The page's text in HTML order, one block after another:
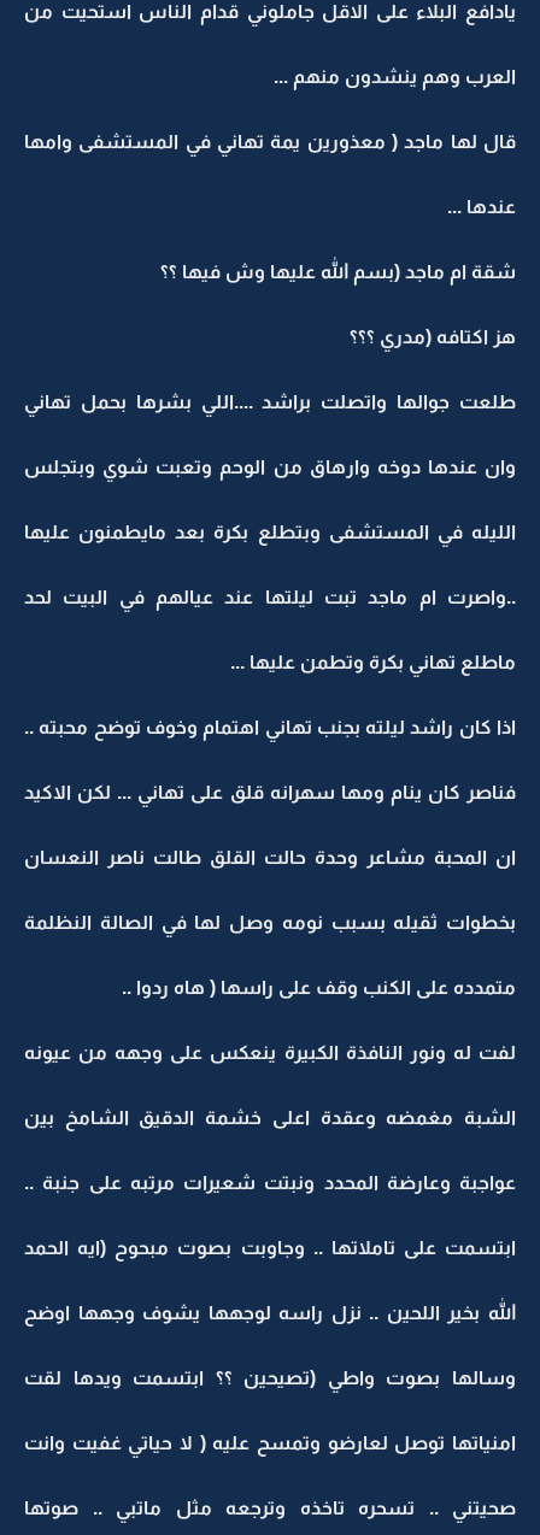
يادافع البلاء على الاقل جاملوني قدام الناس استحيت من
العرب وهم ينشدون منهم ...
قال لها ماجد ( معذورين يمة تهاني في المستشفى وامها
عندها ...
شقة ام ماجد (بسم الله عليها وش فيها ؟؟
هز اكتافه (مدري ؟؟؟
طلعت جوالها واتصلت براشد ....اللي بشرها بحمل تهاني
وان عندها دوخه وارهاق من الوحم وتعبت شوي وبتجلس
الليله في المستشفى وبتطلع بكرة بعد مايطمنون عليها
..واصرت ام ماجد تبت ليلتها عند عيالهم في البيت لحد
ماطلع تهاني بكرة وتطمن عليها ...
اذا كان راشد ليلته بجنب تهاني اهتمام وخوف توضح محبته ..
فناصر كان ينام ومها سهرانه قلق على تهاني ... لكن الاكيد
ان المحبة مشاعر وحدة حالت القلق طالت ناصر النعسان
بخطوات ثقيله بسبب نومه وصل لها في الصالة النظلمة
متمدده على الكنب وقف على راسها ( هاه ردوا ..
لفت له ونور النافذة الكبيرة ينعكس على وجهه من عيونه
الشبة مغمضه وعقدة اعلى خشمة الدقيق الشامخ بين
عواجبة وعارضة المحدد ونبتت شعيرات مرتبه على جنبة ..
ابتسمت على تاملاتها .. وجاوبت بصوت مبحوح (ايه الحمد
الله بخير اللحين .. نزل راسه لوجهها يشوف وجهها اوضح
وسالها بصوت واطي (تصيحين ؟؟ ابتسمت ويدها لقت
امنياتها توصل لعارضو وتمسح عليه ( لا حياتي غفيت وانت
صحيتني .. تسحره تاخذه وترجعه مثل ماتبي .. صوتها